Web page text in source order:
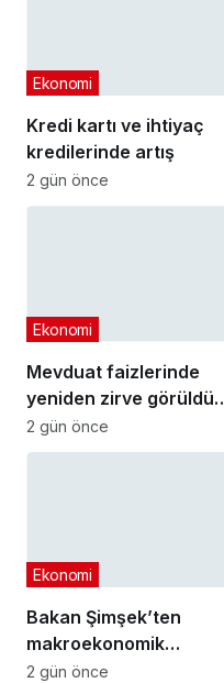
Kredi kartı ve ihtiyaç
kredilerinde artış
Ekonomi
2 gün önce
Mevduat faizlerinde
yeniden zirve görüldü :
3 milyon liranın aylık
getirisi ne kadar oldu?
Ekonomi
2 gün önce
Bakan Şimşek’ten
makroekonomik
istikrar açıklaması
Ekonomi
2 gün önce